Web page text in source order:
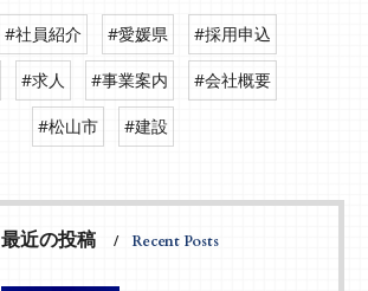
#社員紹介 #愛媛県 #採用申込
#求人 #事業案内 #会社概要
#松山市 #建設
最近の投稿 Recent Posts